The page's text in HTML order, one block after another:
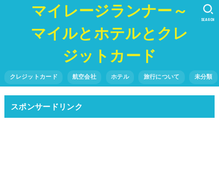
マイレージランナー～
マイルとホテルとクレ
ジットカード
クレジットカード 航空会社 ホテル 旅行について 未分類
SEARCH
スポンサードリンク